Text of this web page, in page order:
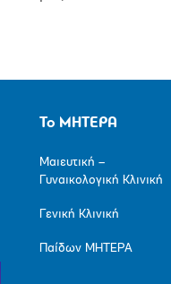
Το ΜΗΤΕΡΑ
Μαιευτική –
Γυναικολογική Κλινική
Γενική Κλινική
Παίδων ΜΗΤΕΡΑ